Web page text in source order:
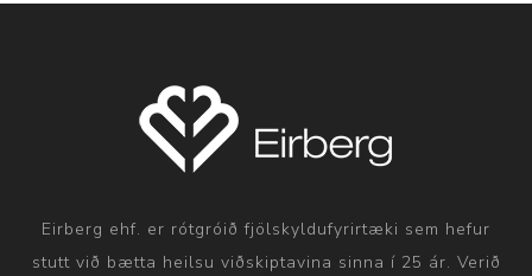
Eirberg ehf. er rótgróið fjölskyldufyrirtæki sem hefur
stutt við bætta heilsu viðskiptavina sinna í 25 ár. Verið